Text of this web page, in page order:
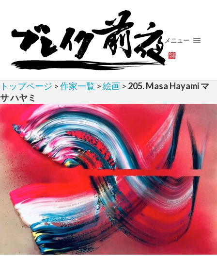
メニュー
トップページ >作家一覧 >絵画 > 205. Masa Hayami マ
サ ハヤミ